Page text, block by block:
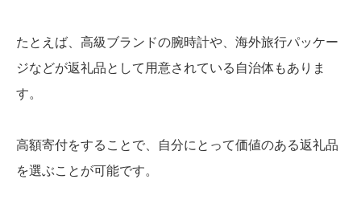
たとえば、高級ブランドの腕時計や、海外旅行パッケー
ジなどが返礼品として用意されている自治体もありま
す。
高額寄付をすることで、自分にとって価値のある返礼品
を選ぶことが可能です。